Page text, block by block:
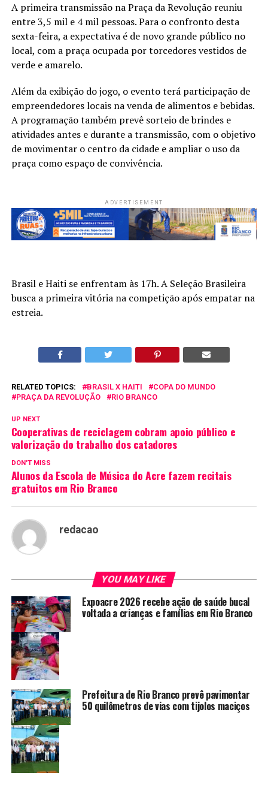
A primeira transmissão na Praça da Revolução reuniu
entre 3,5 mil e 4 mil pessoas. Para o confronto desta
sexta-feira, a expectativa é de novo grande público no
local, com a praça ocupada por torcedores vestidos de
verde e amarelo.
Além da exibição do jogo, o evento terá participação de
empreendedores locais na venda de alimentos e bebidas.
A programação também prevê sorteio de brindes e
atividades antes e durante a transmissão, com o objetivo
de movimentar o centro da cidade e ampliar o uso da
praça como espaço de convivência.
ADVERTISEMENT
Brasil e Haiti se enfrentam às 17h. A Seleção Brasileira
busca a primeira vitória na competição após empatar na
estreia.
RELATED TOPICS: BRASIL X HAITI
COPA DO MUNDO
PRAÇA DA REVOLUÇÃO
RIO BRANCO
UP NEXT
Cooperativas de reciclagem cobram apoio público e
valorização do trabalho dos catadores
DON'T MISS
Alunos da Escola de Música do Acre fazem recitais
gratuitos em Rio Branco
redacao
YOU MAY LIKE
Expoacre 2026 recebe ação de saúde bucal
voltada a crianças e famílias em Rio Branco
Prefeitura de Rio Branco prevê pavimentar
50 quilômetros de vias com tijolos maciços